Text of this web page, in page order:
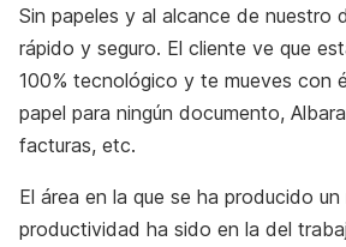
Sin papeles y al alcance de nuestro
rápido y seguro. El cliente ve que
100% tecnológico y te mueves con
papel para ningún documento,
facturas, etc.
El área en la que se ha producido
productividad ha sido en la del